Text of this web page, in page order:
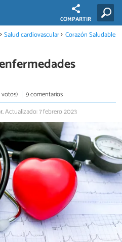
COMPARTIR
Salud cardiovascular Corazón Saludable
votos)
9 comentarios
Actualizado: 7 febrero 2023